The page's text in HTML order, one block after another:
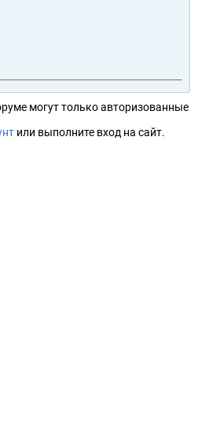
могут только авторизованные
или выполните вход на сайт.